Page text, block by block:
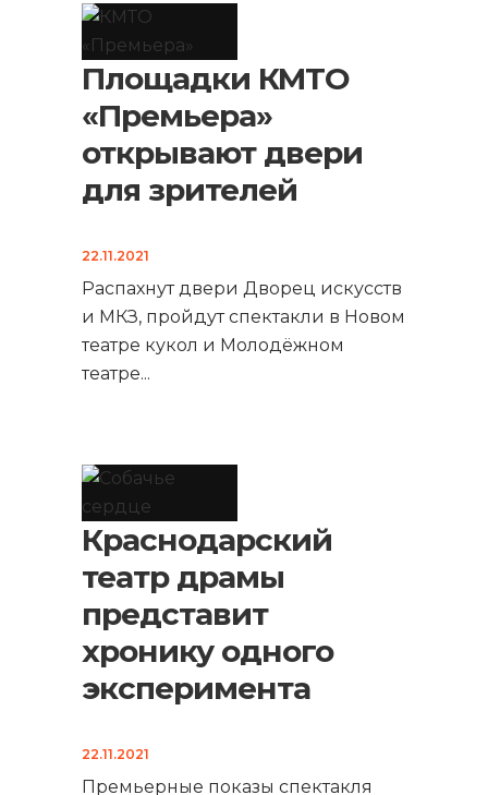
Площадки КМТО
«Премьера»
открывают двери
для зрителей
22.11.2021
Распахнут двери Дворец искусств
и МКЗ, пройдут спектакли в Новом
театре кукол и Молодёжном
театре...
Краснодарский
театр драмы
представит
хронику одного
эксперимента
22.11.2021
Премьерные показы спектакля